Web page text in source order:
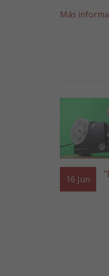
Más
16 Jun